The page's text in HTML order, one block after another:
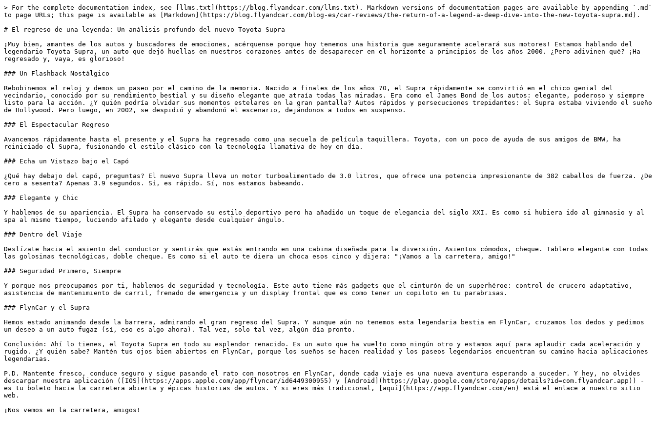
> For the complete documentation index, see [llms.txt](https://blog.flyandcar.com/llms.txt). Markdown versions of documentation pages are available by appending `.md`
to page URLs; this page is available as [Markdown](https://blog.flyandcar.com/blog-es/car-reviews/the-return-of-a-legend-a-deep-dive-into-the-new-toyota-supra.md).
# El regreso de una leyenda: Un análisis profundo del nuevo Toyota Supra
¡Muy bien, amantes de los autos y buscadores de emociones, acérquense porque hoy tenemos una historia que seguramente acelerará sus motores! Estamos hablando del
legendario Toyota Supra, un auto que dejó huellas en nuestros corazones antes de desaparecer en el horizonte a principios de los años 2000. ¿Pero adivinen qué? ¡Ha
regresado y, vaya, es glorioso!
### Un Flashback Nostálgico
Rebobinemos el reloj y demos un paseo por el camino de la memoria. Nacido a finales de los años 70, el Supra rápidamente se convirtió en el chico genial del
vecindario, conocido por su rendimiento bestial y su diseño elegante que atraía todas las miradas. Era como el James Bond de los autos: elegante, poderoso y siempre
listo para la acción. ¿Y quién podría olvidar sus momentos estelares en la gran pantalla? Autos rápidos y persecuciones trepidantes: el Supra estaba viviendo el sueño
de Hollywood. Pero luego, en 2002, se despidió y abandonó el escenario, dejándonos a todos en suspenso.
### El Espectacular Regreso
Avancemos rápidamente hasta el presente y el Supra ha regresado como una secuela de película taquillera. Toyota, con un poco de ayuda de sus amigos de BMW, ha
reiniciado el Supra, fusionando el estilo clásico con la tecnología llamativa de hoy en día.
### Echa un Vistazo bajo el Capó
¿Qué hay debajo del capó, preguntas? El nuevo Supra lleva un motor turboalimentado de 3.0 litros, que ofrece una potencia impresionante de 382 caballos de fuerza. ¿De
cero a sesenta? Apenas 3.9 segundos. Sí, es rápido. Sí, nos estamos babeando.
### Elegante y Chic
Y hablemos de su apariencia. El Supra ha conservado su estilo deportivo pero ha añadido un toque de elegancia del siglo XXI. Es como si hubiera ido al gimnasio y al
spa al mismo tiempo, luciendo afilado y elegante desde cualquier ángulo.
### Dentro del Viaje
Deslízate hacia el asiento del conductor y sentirás que estás entrando en una cabina diseñada para la diversión. Asientos cómodos, cheque. Tablero elegante con todas
las golosinas tecnológicas, doble cheque. Es como si el auto te diera un choca esos cinco y dijera: "¡Vamos a la carretera, amigo!"
### Seguridad Primero, Siempre
Y porque nos preocupamos por ti, hablemos de seguridad y tecnología. Este auto tiene más gadgets que el cinturón de un superhéroe: control de crucero adaptativo,
asistencia de mantenimiento de carril, frenado de emergencia y un display frontal que es como tener un copiloto en tu parabrisas.
### FlynCar y el Supra
Hemos estado animando desde la barrera, admirando el gran regreso del Supra. Y aunque aún no tenemos esta legendaria bestia en FlynCar, cruzamos los dedos y pedimos
un deseo a un auto fugaz (sí, eso es algo ahora). Tal vez, solo tal vez, algún día pronto.
Conclusión: Ahí lo tienes, el Toyota Supra en todo su esplendor renacido. Es un auto que ha vuelto como ningún otro y estamos aquí para aplaudir cada aceleración y
rugido. ¿Y quién sabe? Mantén tus ojos bien abiertos en FlynCar, porque los sueños se hacen realidad y los paseos legendarios encuentran su camino hacia aplicaciones
legendarias.
P.D. Mantente fresco, conduce seguro y sigue pasando el rato con nosotros en FlynCar, donde cada viaje es una nueva aventura esperando a suceder. Y hey, no olvides
descargar nuestra aplicación ([IOS](https://apps.apple.com/app/flyncar/id6449300955) y [Android](https://play.google.com/store/apps/details?id=com.flyandcar.app)) -
es tu boleto hacia la carretera abierta y épicas historias de autos. Y si eres más tradicional, [aquí](https://app.flyandcar.com/en) está el enlace a nuestro sitio
web.